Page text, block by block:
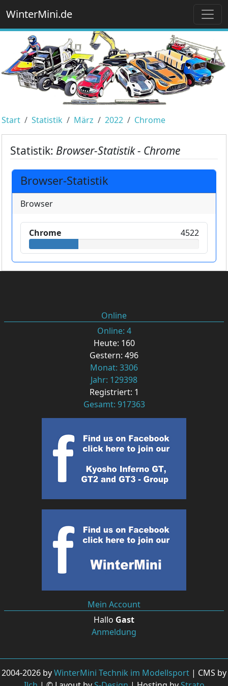
WinterMini.de
Start Statistik März 2022 Chrome
Statistik: Browser-Statistik - Chrome
Browser-Statistik
Browser
Chrome 4522
Online
Online: 4
Heute: 160
Gestern: 496
Monat: 3306
Jahr: 129398
Registriert: 1
Gesamt: 917363
Mein Account
Hallo Gast
Anmeldung
2004-2026 byWinterMini Technik im Modellsport | CMS by